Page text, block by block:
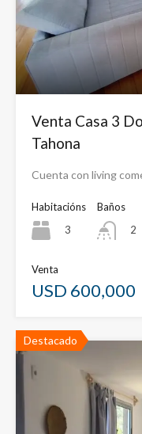
Venta Casa 3
Tahona
Cuenta con living
Habitacións
3
Baños
2
Venta
USD 600,000
Destacado